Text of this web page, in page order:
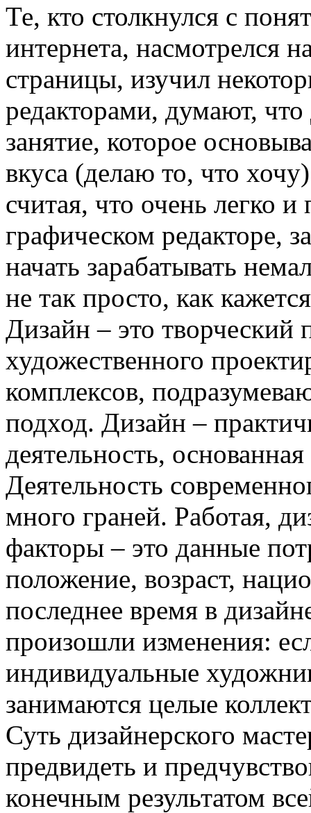
Те, кто столкнулся с
интернета, насмотрелся
страницы, изучил
редакторами, думают, что
занятие, которое
вкуса (делаю то, что
считая, что очень легко и
графическом редакторе,
начать зарабатывать
не так просто, как
Дизайн – это творческий
художественного
комплексов,
подход. Дизайн –
деятельность,
Деятельность
много граней. Работая,
факторы – это данные
положение, возраст,
последнее время в
произошли изменения:
индивидуальные
занимаются целые
Суть дизайнерского
предвидеть и
конечным результатом